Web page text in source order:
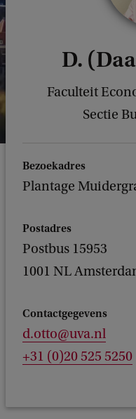
D.
Faculteit
Sectie
Bezoekadres
Plantage
Postadres
Postbus 15953
1001 NL
Contactgegevens
d.otto@uva.nl
+31 (0)20 525 5250